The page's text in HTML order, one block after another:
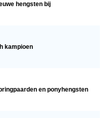
hengsten bij
kampioen
en ponyhengsten